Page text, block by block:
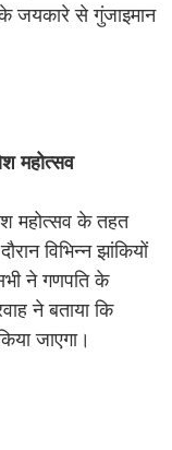
के जयकारे से गुंजाइमान
महोत्सव
महोत्सव के तहत
विभिन्न झांकियों
ने गणपति के
ने बताया कि
जाएगा।